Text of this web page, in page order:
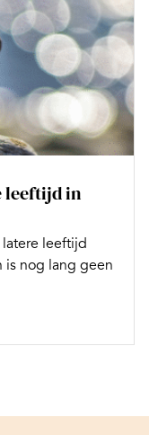
leeftijd in
leeftijd
is nog lang geen